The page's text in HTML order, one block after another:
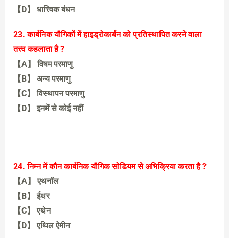
【D】 धात्त्विक बंधन
【A】 सहसंयोजक बंधन
23. कार्बनिक यौगिकों में हाइड्रोकार्बन को प्रतिस्थापित करने वाला
तत्त्व कहलाता है ?
【A】 विषम परमाणु
【B】 अन्य परमाणु
【C】 विस्थापन परमाणु
【D】 इनमें से कोई नहीं
24. निम्न में कौन कार्बनिक यौगिक सोडियम से अभिक्रिया करता है ?
【A】 एथनॉल
【B】 ईथर
【C】 एथेन
【D】 एथिल ऐमीन